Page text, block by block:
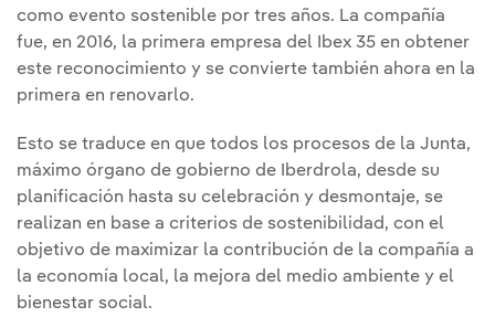
como evento sostenible por tres años. La compañía
fue, en 2016, la primera empresa del Ibex 35 en obtener
este reconocimiento y se convierte también ahora en la
primera en renovarlo.
Esto se traduce en que todos los procesos de la Junta,
máximo órgano de gobierno de Iberdrola, desde su
planificación hasta su celebración y desmontaje, se
realizan en base a criterios de sostenibilidad, con el
objetivo de maximizar la contribución de la compañía a
la economía local, la mejora del medio ambiente y el
bienestar social.